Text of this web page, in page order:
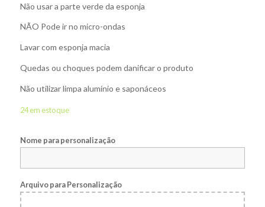
Não usar a parte verde da esponja
NÃO Pode ir no micro-ondas
Lavar com esponja macia
Quedas ou choques podem danificar o produto
Não utilizar limpa alumínio e saponáceos
24 em estoque
Nome para personalização
Arquivo para Personalização